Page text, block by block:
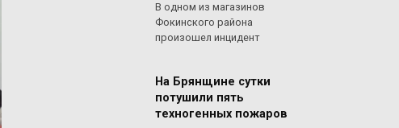
В одном из магазинов
Фокинского района
произошел инцидент
На Брянщине сутки
потушили пять
техногенных пожаров